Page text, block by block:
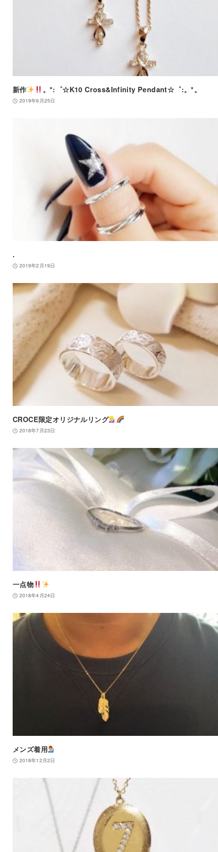
新作 。*:゜☆K10 Cross&Infinity Pendant☆゜:。*。
2019年6月25日
.
2019年2月19日
CROCE限定オリジナルリング
2018年7月23日
一点物
2018年4月24日
メンズ着用
2018年12月2日